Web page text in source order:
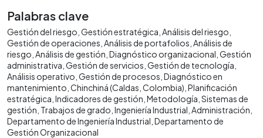
Palabras clave
Gestión del riesgo Gestión estratégica Análisis del riesgo
Gestión de operaciones Análisis de portafolios Análisis de
riesgo Análisis de gestión Diagnóstico organizacional Gestión
administrativa Gestión de servicios Gestión de tecnología
Análisis operativo Gestión de procesos Diagnóstico en
mantenimiento Chinchiná (Caldas, Colombia) Planificación
estratégica Indicadores de gestión Metodología Sistemas de
gestión Trabajos de grado Ingeniería Industrial Administración
Departamento de Ingeniería Industrial Departamento de
Gestión Organizacional